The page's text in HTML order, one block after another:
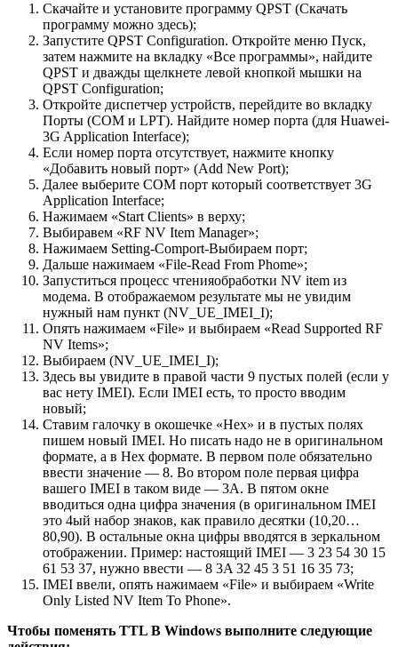
Скачайте и установите программу QPST (Скачать
программу можно здесь);
Запустите QPST Configuration. Откройте меню Пуск,
затем нажмите на вкладку «Все программы», найдите
QPST и дважды щелкнете левой кнопкой мышки на
QPST Configuration;
Откройте диспетчер устройств, перейдите во вкладку
Порты (COM и LPT). Найдите номер порта (для Huawei-
3G Application Interface);
Если номер порта отсутствует, нажмите кнопку
«Добавить новый порт» (Add New Port);
Далее выберите COM порт который соответствует 3G
Application Interface;
Нажимаем «Start Clients» в верху;
Выбиравем «RF NV Item Manager»;
Нажимаем Setting-Comport-Выбираем порт;
Дальше нажимаем «File-Read From Phome»;
Запуститься процесс чтенияобработки NV item из
модема. В отображаемом результате мы не увидим
нужный нам пункт (NV_UE_IMEI_I);
Опять нажимаем «File» и выбираем «Read Supported RF
NV Items»;
Выбираем (NV_UE_IMEI_I);
Здесь вы увидите в правой части 9 пустых полей (если у
вас нету IMEI). Если IMEI есть, то просто вводим
новый;
Ставим галочку в окошечке «Hex» и в пустых полях
пишем новый IMEI. Но писать надо не в оригинальном
формате, а в Hex формате. В первом поле обязательно
ввести значение — 8. Во втором поле первая цифра
вашего IMEI в таком виде — 3A. В пятом окне
вводиться одна цифра значения (в оригинальном IMEI
это 4ый набор знаков, как правило десятки (10,20…
80,90). В остальные окна цифры вводятся в зеркальном
отображении. Пример: настоящий IMEI — 3 23 54 30 15
61 53 37, нужно ввести — 8 3A 32 45 3 51 16 35 73;
IMEI ввели, опять нажимаем «File» и выбираем «Write
Only Listed NV Item To Phone».
Чтобы поменять TTL В Windows выполните следующие